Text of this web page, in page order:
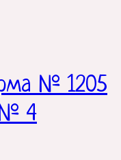
№ 1205
№ 4